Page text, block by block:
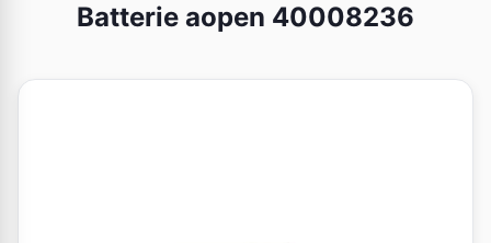
Batterie aopen 40008236